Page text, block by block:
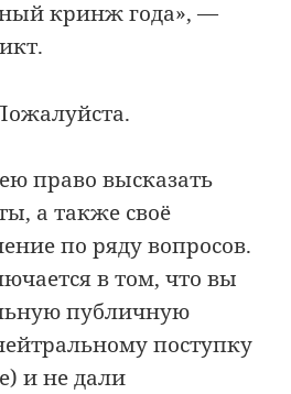
кринж года», —
право высказать
а также своё
по ряду вопросов.
в том, что вы
публичную
поступку
и не дали